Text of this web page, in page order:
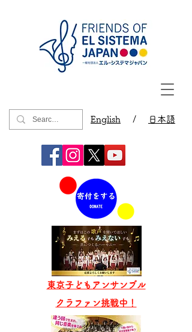
English / 日本語
東京子どもアンサンブル
​クラファン挑戦中！